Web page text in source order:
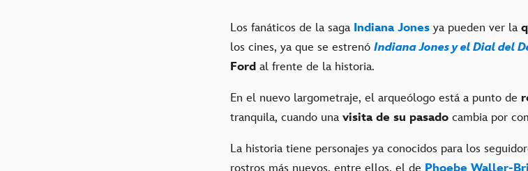
Los fanáticos de la saga Indiana Jones ya pueden ver la
los cines, ya que se estrenó Indiana Jones y el Dial del
Ford al frente de la historia.
En el nuevo largometraje, el arqueólogo está a punto de
tranquila, cuando una visita de su pasado cambia por
La historia tiene personajes ya conocidos para los